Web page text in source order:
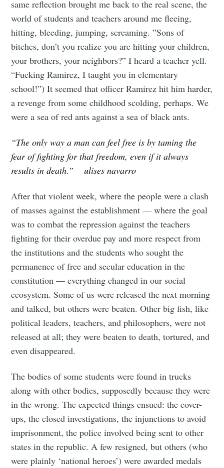
same reflection brought me back to the real scene, the
world of students and teachers around me fleeing,
hitting, bleeding, jumping, screaming. ”Sons of
bitches, don’t you realize you are hitting your children,
your brothers, your neighbors?” I heard a teacher yell.
“Fucking Ramirez, I taught you in elementary
school!”) It seemed that officer Ramirez hit him harder,
a revenge from some childhood scolding, perhaps. We
were a sea of red ants against a sea of black ants.
“The only way a man can feel free is by taming the
fear of fighting for that freedom, even if it always
results in death.” —ulises navarro
After that violent week, where the people were a clash
of masses against the establishment — where the goal
was to combat the repression against the teachers
fighting for their overdue pay and more respect from
the institutions and the students who sought the
permanence of free and secular education in the
constitution — everything changed in our social
ecosystem. Some of us were released the next morning
and talked, but others were beaten. Other big fish, like
political leaders, teachers, and philosophers, were not
released at all; they were beaten to death, tortured, and
even disappeared.
The bodies of some students were found in trucks
along with other bodies, supposedly because they were
in the wrong. The expected things ensued: the cover-
ups, the closed investigations, the injunctions to avoid
imprisonment, the police involved being sent to other
states in the republic. A few resigned, but others (who
were plainly ‘national heroes’) were awarded medals